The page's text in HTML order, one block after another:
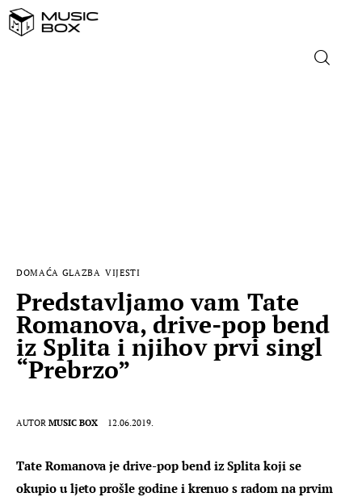
MUSIC BOX
DOMAĆA GLAZBA VIJESTI
Predstavljamo vam Tate
Romanova, drive-pop bend
iz Splita i njihov prvi singl
“Prebrzo”
AUTOR MUSIC BOX 12.06.2019.
Tate Romanova je drive-pop bend iz Splita koji se
okupio u ljeto prošle godine i krenuo s radom na prvim